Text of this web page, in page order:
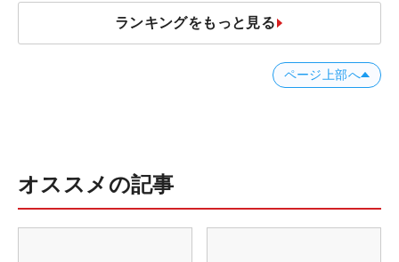
ランキングをもっと見る
ページ上部へ
オススメの記事